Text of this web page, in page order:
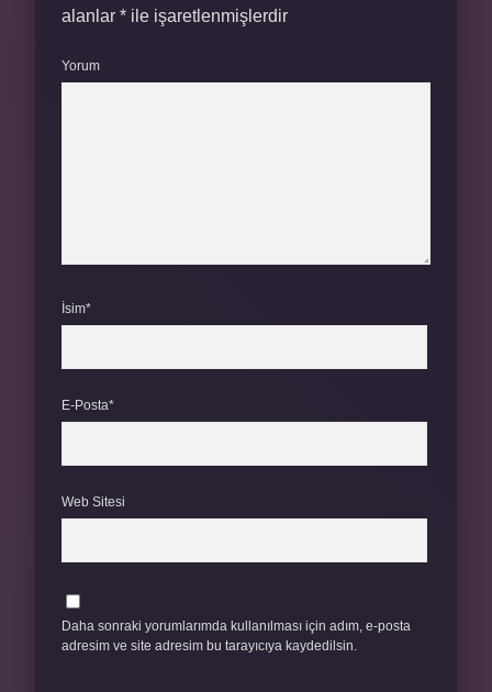
alanlar * ile işaretlenmişlerdir
Yorum
İsim*
E-Posta*
Web Sitesi
Daha sonraki yorumlarımda kullanılması için adım, e-posta
adresim ve site adresim bu tarayıcıya kaydedilsin.